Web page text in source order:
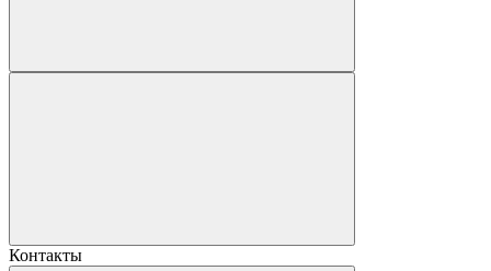
Контакты